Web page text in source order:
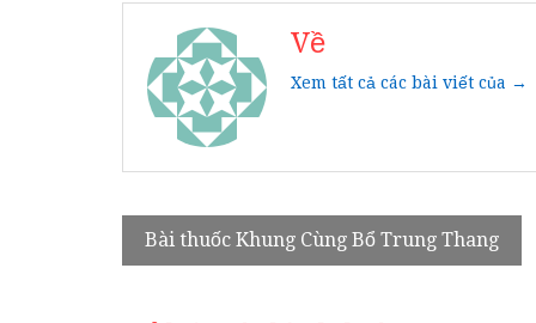
Về
Xem tất cả các bài viết của →
Điều
hướng
bài
Bài thuốc Khung Cùng Bổ Trung Thang